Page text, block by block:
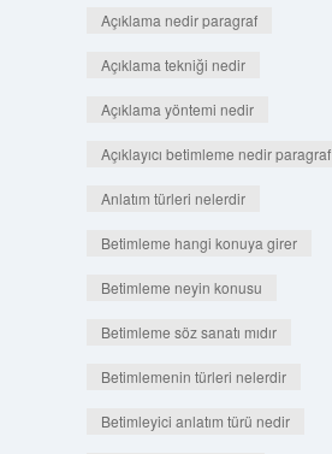
Açıklama nedir paragraf
Açıklama tekniği nedir
Açıklama yöntemi nedir
Açıklayıcı betimleme nedir paragraf
Anlatım türleri nelerdir
Betimleme hangi konuya girer
Betimleme neyin konusu
Betimleme söz sanatı mıdır
Betimlemenin türleri nelerdir
Betimleyici anlatım türü nedir